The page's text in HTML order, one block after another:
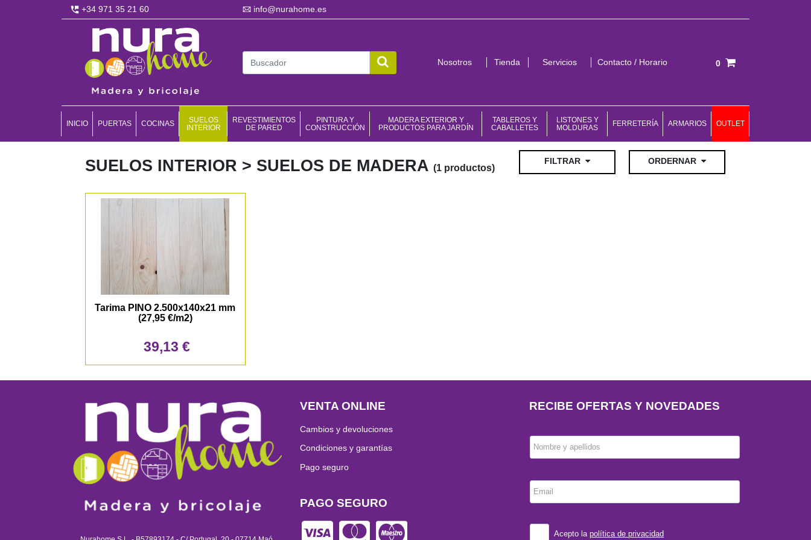
+34 971 35 21 60 info@nurahome.es
Nosotros Tienda Servicios Contacto / Horario 0
VER CESTA
INICIO PUERTAS COCINAS
SUELOS
INTERIOR
REVESTIMIENTOS
DE PARED
PINTURA Y
CONSTRUCCIÓN
MADERA EXTERIOR Y
PRODUCTOS PARA JARDÍN
TABLEROS Y
CABALLETES
LISTONES Y
MOLDURAS
FERRETERÍA ARMARIOS OUTLET
SUELOS INTERIOR > SUELOS DE MADERA (1 productos)
FILTRAR
Filtrar ORDERNAR
Ordenar por
Tarima PINO 2.500x140x21 mm
(27,95 €/m2)
39,13 €
VENTA ONLINE
Cambios y devoluciones
Condiciones y garantías
Pago seguro
PAGO SEGURO
RECIBE OFERTAS Y NOVEDADES
Nombre y apellidos
Email
Acepto la política de privacidad